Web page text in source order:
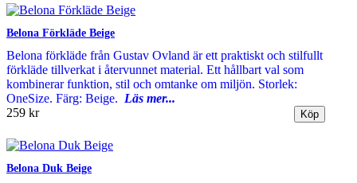
Belona Förkläde Beige
Belona förkläde från Gustav Ovland är ett praktiskt och stilfullt
förkläde tillverkat i återvunnet material. Ett hållbart val som
kombinerar funktion, stil och omtanke om miljön. Storlek:
OneSize. Färg: Beige. Läs mer...
259 kr
Belona Duk Beige